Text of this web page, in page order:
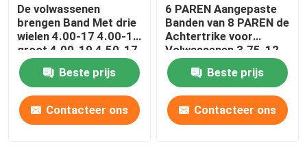
De volwassenen
brengen Band Met drie
wielen 4.00-17 4.00-18
groot 4.00-19 4.50-17
4.50-18 5.00-16 6
PAREN 8 PAREN van
TT Aangepaste EMARK
Beste prijs
Contacteer ons
6 PAREN Aangepaste
Banden van 8 PAREN de
Achtertrike voor
Volwassenen 3.75-12
J838 TT
Beste prijs
Contacteer ons